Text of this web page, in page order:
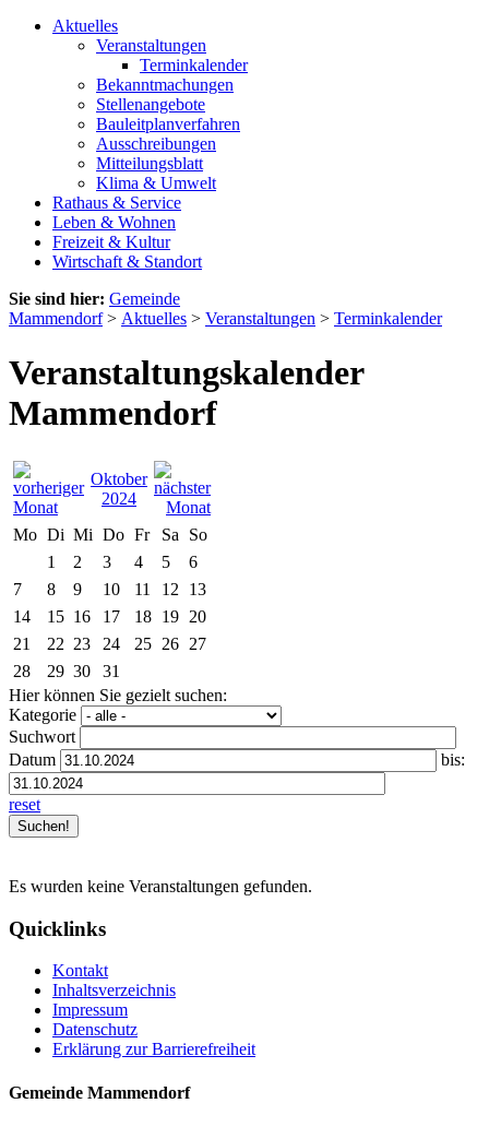
Aktuelles
Veranstaltungen
Terminkalender
Bekanntmachungen
Stellenangebote
Bauleitplanverfahren
Ausschreibungen
Mitteilungsblatt
Klima & Umwelt
Rathaus & Service
Leben & Wohnen
Freizeit & Kultur
Wirtschaft & Standort
Sie sind hier: Gemeinde
Mammendorf> Aktuelles > Veranstaltungen > Terminkalender
Veranstaltungskalender
Mammendorf
Oktober
2024
Mo Di Mi Do Fr Sa
So
1
2 3 4 5
6
7
8 9 10 11 12
13
14
15 16 17 18 19 20
21
22 23 24 25 26 27
28
29 30
31
Hier können Sie gezielt suchen:
Kategorie
Suchwort
Datum
bis:
reset
Es wurden keine Veranstaltungen gefunden.
Quicklinks
Kontakt
Inhaltsverzeichnis
Impressum
Datenschutz
Erklärung zur Barrierefreiheit
Gemeinde Mammendorf